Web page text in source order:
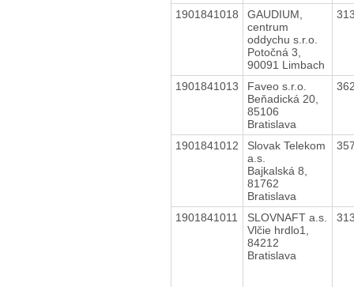
1901841018
GAUDIUM,
centrum
oddychu s.r.o.
Potočná 3,
90091 Limbach
1901841013
Faveo s.r.o.
Beňadická 20,
85106
Bratislava
1901841012
Slovak Telekom
a.s.
Bajkalská 8,
81762
Bratislava
1901841011
SLOVNAFT a.s.
Vlčie hrdlo1,
84212
Bratislava